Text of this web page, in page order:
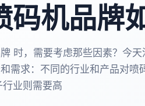
机品牌
时，需要考虑那些因素？今
需求：不同的行业和产品对
业则需要高